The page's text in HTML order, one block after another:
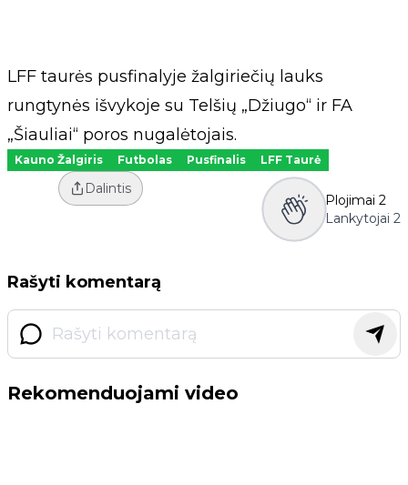
LFF taurės pusfinalyje žalgiriečių lauks
rungtynės išvykoje su Telšių „Džiugo“ ir FA
„Šiauliai“ poros nugalėtojais.
Kauno Žalgiris Futbolas Pusfinalis LFF Taurė
Dalintis
Plojimai 2
Lankytojai 2
Rašyti komentarą
Rekomenduojami video